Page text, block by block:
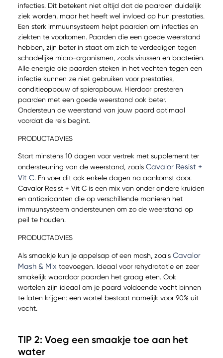
infecties. Dit betekent niet altijd dat de paarden duidelijk
ziek worden, maar het heeft wel invloed op hun prestaties.
Een sterk immuunsysteem helpt paarden om infecties en
ziekten te voorkomen. Paarden die een goede weerstand
hebben, zijn beter in staat om zich te verdedigen tegen
schadelijke micro-organismen, zoals virussen en bacteriën.
Alle energie die paarden steken in het vechten tegen een
infectie kunnen ze niet gebruiken voor prestaties,
conditieopbouw of spieropbouw. Hierdoor presteren
paarden met een goede weerstand ook beter.
Ondersteun de weerstand van jouw paard optimaal
voordat de reis begint.
PRODUCTADVIES
Start minstens 10 dagen voor vertrek met supplement ter
ondersteuning van de weerstand, zoals Cavalor Resist +
Vit C. En voer dit ook enkele dagen na aankomst door.
Cavalor Resist + Vit C is een mix van onder andere kruiden
en antioxidanten die op verschillende manieren het
immuunsysteem ondersteunen om zo de weerstand op
peil te houden.
PRODUCTADVIES
Als smaakje kun je appelsap of een mash, zoals Cavalor
Mash & Mix toevoegen. Ideaal voor rehydratatie en zeer
smakelijk waardoor paarden het graag eten. Ook
wortelen zijn ideaal om je paard voldoende vocht binnen
te laten krijgen: een wortel bestaat namelijk voor 90% uit
vocht.
TIP 2: Voeg een smaakje toe aan het
water